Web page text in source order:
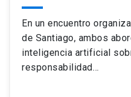
En un encuentro
de Santiago, ambos
inteligencia artificial
responsabilidad…